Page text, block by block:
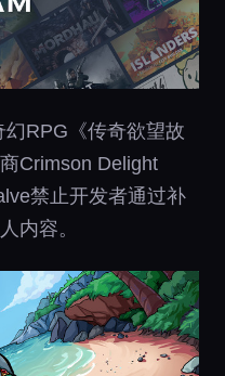
幻RPG《传奇欲望故
Crimson Delight
禁止开发者通过补
内容。